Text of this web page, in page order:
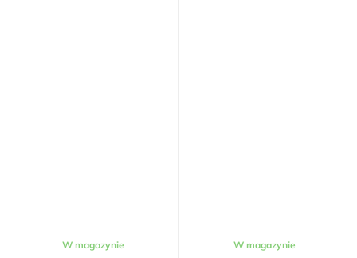
W magazynie W magazynie